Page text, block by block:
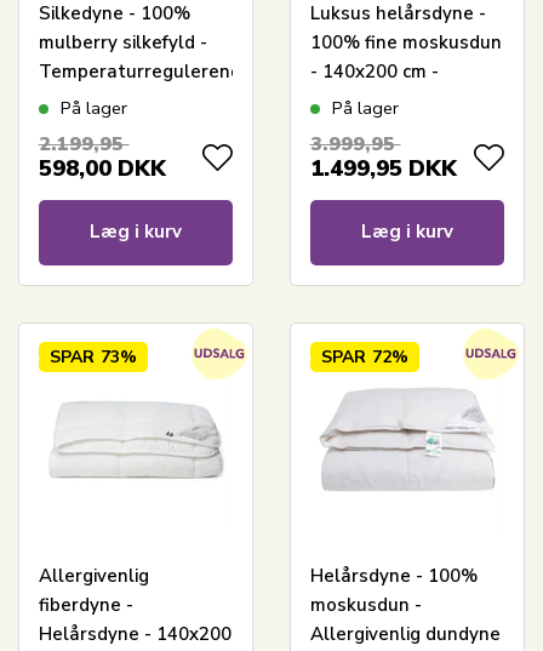
Silkedyne - 100%
mulberry silkefyld -
Temperaturregulerende
dyne - 140x200 cm -
helårsdyne
På lager
2.199,95
598,00 DKK
Læg i kurv
Luksus helårsdyne -
100% fine moskusdun
- 140x200 cm -
Nordstrand Home
bomuldssatin bolstre
På lager
3.999,95
1.499,95 DKK
Læg i kurv
SPAR 73%
Allergivenlig
fiberdyne -
Helårsdyne - 140x200
SPAR 72%
Helårsdyne - 100%
moskusdun -
Allergivenlig dundyne